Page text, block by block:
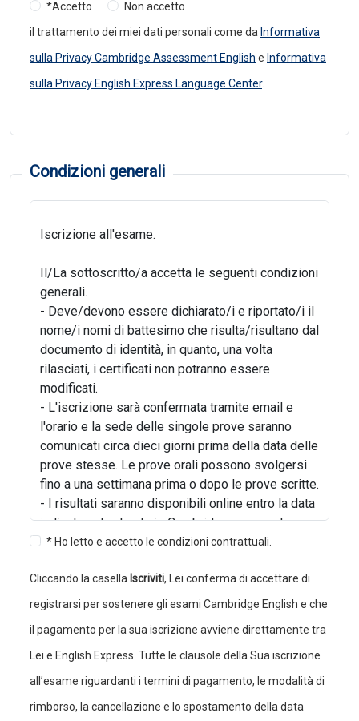
*Accetto
Non accetto
il trattamento dei miei dati personali come da Informativa
sulla Privacy Cambridge Assessment English e Informativa
sulla Privacy English Express Language Center.
Condizioni generali
Iscrizione all'esame.
Il/La sottoscritto/a accetta le seguenti condizioni
generali.
- Deve/devono essere dichiarato/i e riportato/i il
nome/i nomi di battesimo che risulta/risultano dal
documento di identità, in quanto, una volta
rilasciati, i certificati non potranno essere
modificati.
- L'iscrizione sarà confermata tramite email e
l'orario e la sede delle singole prove saranno
comunicati circa dieci giorni prima della data delle
prove stesse. Le prove orali possono svolgersi
fino a una settimana prima o dopo le prove scritte.
- I risultati saranno disponibili online entro la data
indicata nel calendario Cambridge e non potranno
essere comunicati telefonicamente. I candidati
preparazione non potranno richiedere al
Cambridge English Examination Centre i risultati
scuola o centro di riferimento.
- I certificati verranno rilasciati circa un mese
dopo i risultati e devono essere ritirati dal
- I candidati che non si presenteranno nel luogo e
* Ho letto e accetto le condizioni contrattuali.
Cliccando la casella Iscriviti, Lei conferma di accettare di
registrarsi per sostenere gli esami Cambridge English e che
il pagamento per la sua iscrizione avviene direttamente tra
Lei e English Express. Tutte le clausole della Sua iscrizione
all’esame riguardanti i termini di pagamento, le modalità di
rimborso, la cancellazione e lo spostamento della data